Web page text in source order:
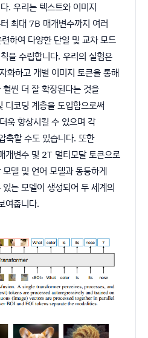
. 우리는 텍스트와 이미지
최대 7B 매개변수까지 여러
하여 다양한 단일 및 교차 모드
을 수립합니다. 우리의 실험은
하고 개별 이미지 토큰을 통해
씬 더 잘 확장된다는 것을
디코딩 계층을 도입함으로써
향상시킬 수 있으며 각
축할 수도 있습니다. 또한
변수 및 2T 멀티모달 토큰으로
델 및 언어 모델과 동등하게
는 모델이 생성되어 두 세계의
여줍니다.